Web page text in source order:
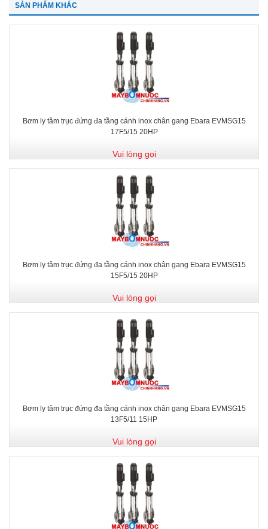
SẢN PHẨM KHÁC
Bơm ly tâm trục đứng đa tầng cánh inox chân gang Ebara EVMSG15
17F5/15 20HP
Vui lòng gọi
Bơm ly tâm trục đứng đa tầng cánh inox chân gang Ebara EVMSG15
15F5/15 20HP
Vui lòng gọi
Bơm ly tâm trục đứng đa tầng cánh inox chân gang Ebara EVMSG15
13F5/11 15HP
Vui lòng gọi